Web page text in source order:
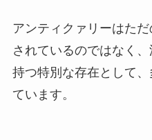
アンティクァリーはた
されているのではなく
持つ特別な存在として
ています。